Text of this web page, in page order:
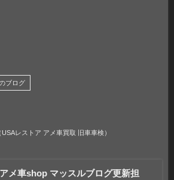
ブログ
レストア アメ車買取 旧車車検）
メ車shop マッスルブログ更新担